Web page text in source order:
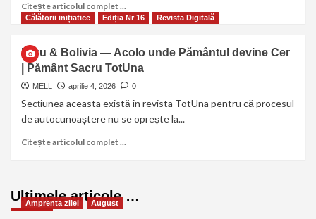
Citește articolul complet ...
Călătorii inițiatice Ediția Nr 16 Revista Digitală
Peru & Bolivia — Acolo unde Pământul devine Cer
| Pământ Sacru TotUna
MELL aprilie 4, 2026 0
Secțiunea aceasta există în revista TotUna pentru că procesul
de autocunoaștere nu se oprește la...
Citește articolul complet ...
Ultimele articole …
Amprenta zilei August